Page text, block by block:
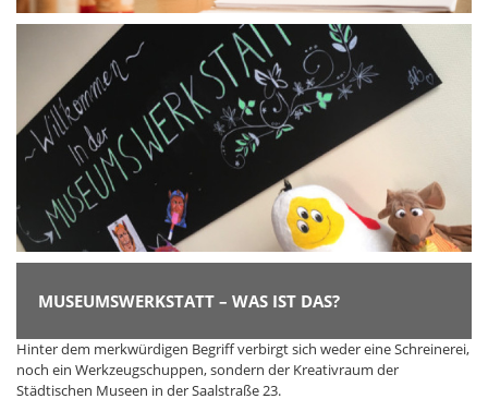
MUSEUMSWERKSTATT – WAS IST DAS?
Hinter dem merkwürdigen Begriff verbirgt sich weder eine Schreinerei,
noch ein Werkzeugschuppen, sondern der Kreativraum der
Städtischen Museen in der Saalstraße 23.